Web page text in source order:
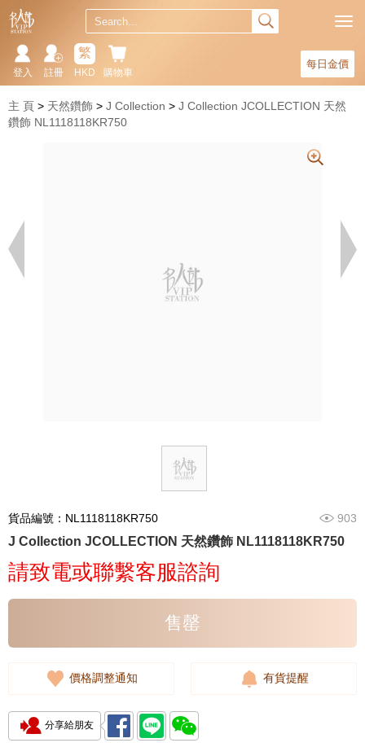
每日金價
購物車
繁
HKD
註冊
登入
主 頁 天然鑽飾 J Collection
J Collection JCOLLECTION 天然
鑽飾 NL1118118KR750
貨品編號：NL1118118KR750 903
J Collection JCOLLECTION 天然鑽飾 NL1118118KR750
請致電或聯繫客服諮詢
售罄
價格調整通知 有貨提醒
分享給朋友